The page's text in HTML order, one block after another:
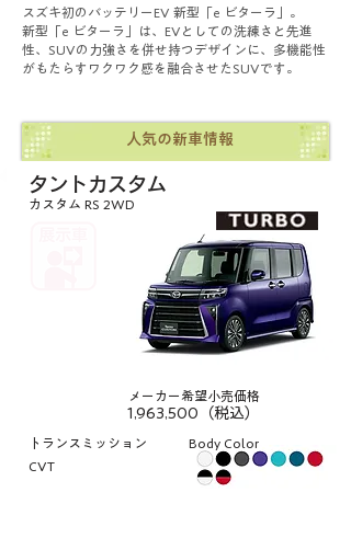
スズキ初のバッテリーEV 新型「e ビターラ」。
新型「e ビターラ」は、EVとしての洗練さと先進
性、SUVの力強さを併せ持つデザインに、多機能性
がもたらすワクワク感を融合させたSUVです。
人気の新車情報
タントカスタム
カスタム RS 2WD
メーカー希望小売価格
1,963,500（税込）
トランスミッション
CVT
Body Color